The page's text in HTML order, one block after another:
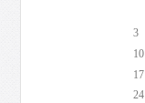
3
10
17
24